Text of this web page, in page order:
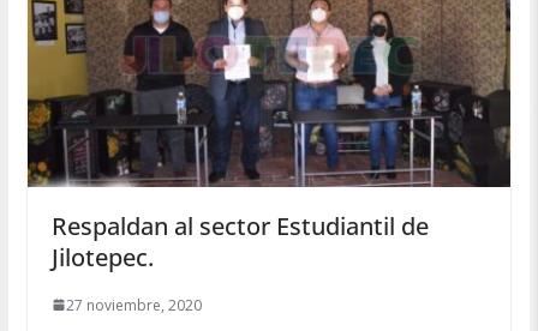
Respaldan al sector Estudiantil de
Jilotepec.
27 noviembre, 2020